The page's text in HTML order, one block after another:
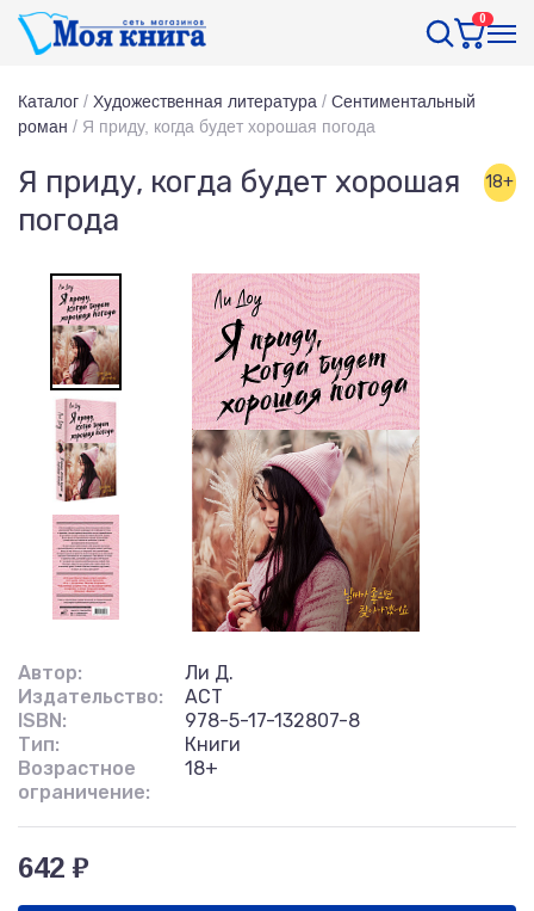
0
Каталог / Художественная литература / Сентиментальный
роман / Я приду, когда будет хорошая погода
Я приду, когда будет хорошая
погода
18+
Автор:
Ли Д.
Издательство:
АСТ
ISBN:
978-5-17-132807-8
Тип:
Книги
Возрастное
ограничение:
18+
642 ₽